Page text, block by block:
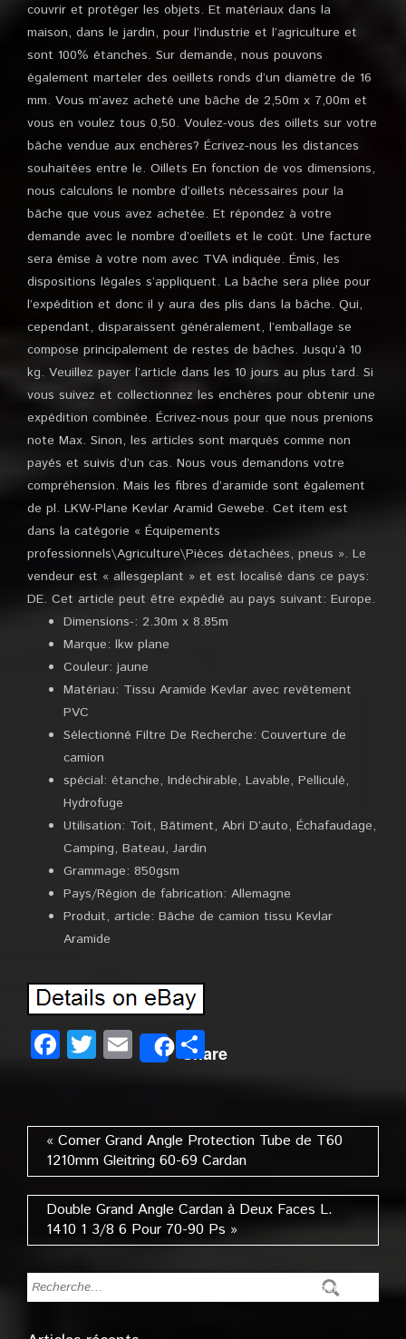
couvrir et protéger les objets. Et matériaux dans la
maison, dans le jardin, pour l’industrie et l’agriculture et
sont 100% étanches. Sur demande, nous pouvons
également marteler des oeillets ronds d’un diamètre de 16
mm. Vous m’avez acheté une bâche de 2,50m x 7,00m et
vous en voulez tous 0,50. Voulez-vous des oillets sur votre
bâche vendue aux enchères? Écrivez-nous les distances
souhaitées entre le. Oillets En fonction de vos dimensions,
nous calculons le nombre d’oillets nécessaires pour la
bâche que vous avez achetée. Et répondez à votre
demande avec le nombre d’oeillets et le coût. Une facture
sera émise à votre nom avec TVA indiquée. Émis, les
dispositions légales s’appliquent. La bâche sera pliée pour
l’expédition et donc il y aura des plis dans la bâche. Qui,
cependant, disparaissent généralement, l’emballage se
compose principalement de restes de bâches. Jusqu’à 10
kg. Veuillez payer l’article dans les 10 jours au plus tard. Si
vous suivez et collectionnez les enchères pour obtenir une
expédition combinée. Écrivez-nous pour que nous prenions
note Max. Sinon, les articles sont marqués comme non
payés et suivis d’un cas. Nous vous demandons votre
compréhension. Mais les fibres d’aramide sont également
de pl. LKW-Plane Kevlar Aramid Gewebe. Cet item est
dans la catégorie « Équipements
professionnels\Agriculture\Pièces détachées, pneus ». Le
vendeur est « allesgeplant » et est localisé dans ce pays:
DE. Cet article peut être expédié au pays suivant: Europe.
Dimensions-: 2.30m x 8.85m
Marque: lkw plane
Couleur: jaune
Matériau: Tissu Aramide Kevlar avec revêtement
PVC
Sélectionné Filtre De Recherche: Couverture de
camion
spécial: étanche, Indéchirable, Lavable, Pelliculé,
Hydrofuge
Utilisation: Toit, Bâtiment, Abri D’auto, Échafaudage,
Camping, Bateau, Jardin
Grammage: 850gsm
Pays/Région de fabrication: Allemagne
Produit, article: Bâche de camion tissu Kevlar
Aramide
Facebook
Twitter
EmailSharePartager
« Comer Grand Angle Protection Tube de T60
1210mm Gleitring 60-69 Cardan
Double Grand Angle Cardan à Deux Faces L.
1410 1 3/8 6 Pour 70-90 Ps »